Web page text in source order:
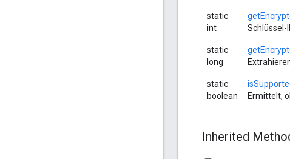
static
int
Schlüssel-
static
long
static
boolean
Ermittelt,
Inherited